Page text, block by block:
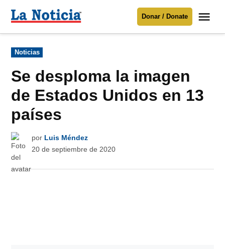
Para mantenerte informado necesitamos
Donar
contenido
Noticia
Donar / Donate
Publicado
en
Noticias
Se desploma la imagen
de Estados Unidos en 13
países
por Luis Méndez
20 de septiembre de 2020